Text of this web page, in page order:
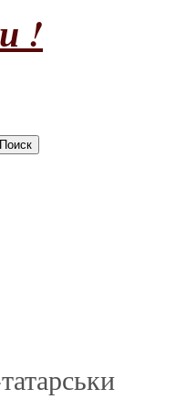
!